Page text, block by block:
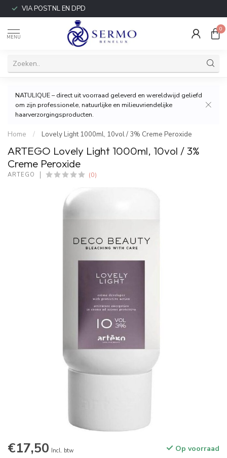
VIA POSTNL EN DPD
MENU
0
NATULIQUE – direct uit voorraad geleverd en wereldwijd geliefd
om zijn professionele, natuurlijke en milieuvriendelijke
haarverzorgingsproducten.
Home / Lovely Light 1000ml, 10vol / 3% Creme Peroxide
ARTEGO Lovely Light 1000ml, 10vol / 3%
Creme Peroxide
ARTEGO (0)
€17,50 Incl. btw Op voorraad